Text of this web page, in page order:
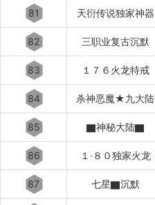
81 天衍传说独家神器
82 三职业复古沉默
83 １７６火龙特戒
84 杀神恶魔★九大陆
85 ▇神秘大陆▇
86 １·８０独家火龙
87 七星▇沉默